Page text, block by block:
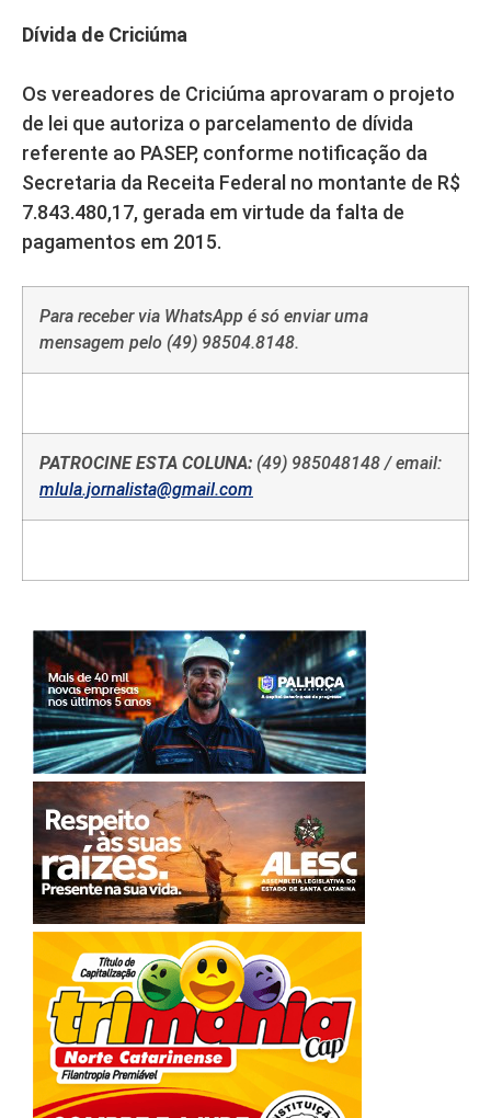
Dívida de Criciúma
Os vereadores de Criciúma aprovaram o projeto
de lei que autoriza o parcelamento de dívida
referente ao PASEP, conforme notificação da
Secretaria da Receita Federal no montante de R$
7.843.480,17, gerada em virtude da falta de
pagamentos em 2015.
Para receber via WhatsApp é só enviar uma
mensagem pelo (49) 98504.8148.
PATROCINE ESTA COLUNA: (49) 985048148 / email:
mlula.jornalista@gmail.com